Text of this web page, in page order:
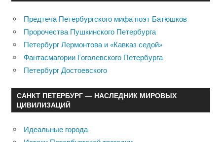
Предтеча Петербургского мифа поэт Батюшков
Пророчества Пушкинского Петербурга
Петербург Лермонтова и «Кавказ седой»
Фантасмагории Гоголевского Петербурга
Петербург Достоевского
САНКТ ПЕТЕРБУРГ — НАСЛЕДНИК МИРОВЫХ
ЦИВИЛИЗАЦИЙ
Идеальные города